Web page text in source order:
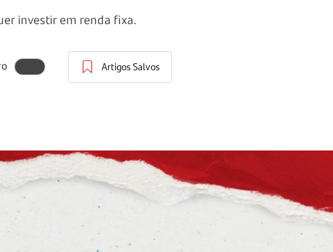
investir em renda fixa.
Artigos Salvos